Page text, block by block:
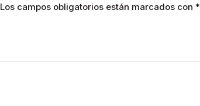
Los campos obligatorios están marcados con*